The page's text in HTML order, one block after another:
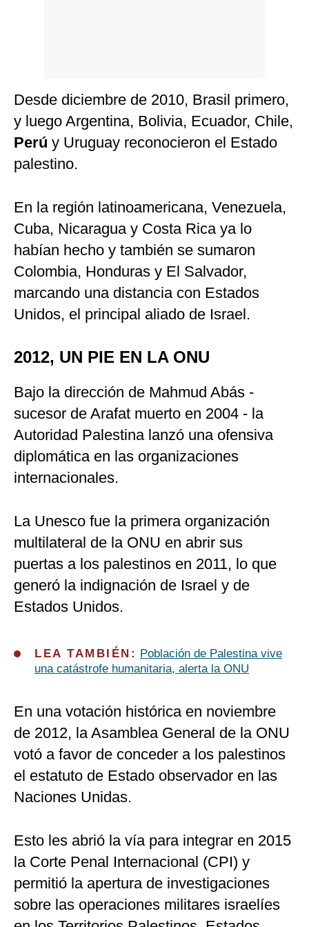
Desde diciembre de 2010, Brasil primero,
y luego Argentina, Bolivia, Ecuador, Chile,
Perú y Uruguay reconocieron el Estado
palestino.
En la región latinoamericana, Venezuela,
Cuba, Nicaragua y Costa Rica ya lo
habían hecho y también se sumaron
Colombia, Honduras y El Salvador,
marcando una distancia con Estados
Unidos, el principal aliado de Israel.
2012, UN PIE EN LA ONU
Bajo la dirección de Mahmud Abás -
sucesor de Arafat muerto en 2004 - la
Autoridad Palestina lanzó una ofensiva
diplomática en las organizaciones
internacionales.
La Unesco fue la primera organización
multilateral de la ONU en abrir sus
puertas a los palestinos en 2011, lo que
generó la indignación de Israel y de
Estados Unidos.
LEA TAMBIÉN:
Población de Palestina vive
una catástrofe humanitaria, alerta la ONU
En una votación histórica en noviembre
de 2012, la Asamblea General de la ONU
votó a favor de conceder a los palestinos
el estatuto de Estado observador en las
Naciones Unidas.
Esto les abrió la vía para integrar en 2015
la Corte Penal Internacional (CPI) y
permitió la apertura de investigaciones
sobre las operaciones militares israelíes